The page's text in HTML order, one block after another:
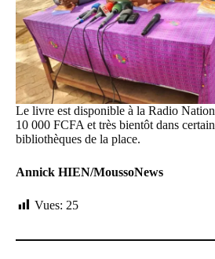
Le livre est disponible à la Radio
10 000 FCFA et très bientôt dans
bibliothèques de la place.
Annick HIEN/MoussoNews
Vues: 25